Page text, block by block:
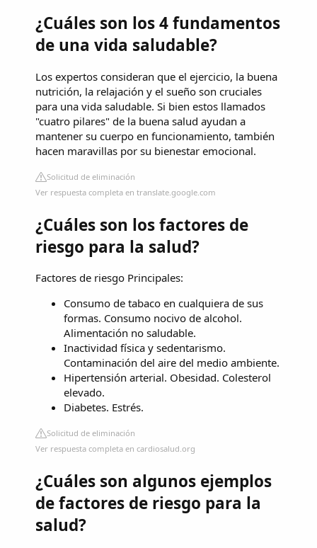
¿Cuáles son los 4 fundamentos
de una vida saludable?
Los expertos consideran que el ejercicio, la buena
nutrición, la relajación y el sueño son cruciales
para una vida saludable. Si bien estos llamados
"cuatro pilares" de la buena salud ayudan a
mantener su cuerpo en funcionamiento, también
hacen maravillas por su bienestar emocional.
Solicitud de eliminación
Ver respuesta completa en translate.google.com
¿Cuáles son los factores de
riesgo para la salud?
Factores de riesgo Principales:
Consumo de tabaco en cualquiera de sus
formas. Consumo nocivo de alcohol.
Alimentación no saludable.
Inactividad física y sedentarismo.
Contaminación del aire del medio ambiente.
Hipertensión arterial. Obesidad. Colesterol
elevado.
Diabetes. Estrés.
Solicitud de eliminación
Ver respuesta completa en cardiosalud.org
¿Cuáles son algunos ejemplos
de factores de riesgo para la
salud?